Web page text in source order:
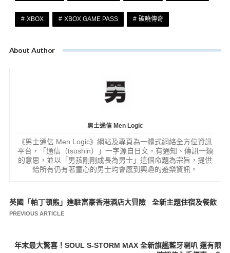
XBOX XBOX GAME PASS 破曉傳奇
About Author
男士通信 Men Logic
《男士通信 Men Logic》網站及專頁為一體式網絡全方位資訊
平台，「通信（tsūshin）」一字源自日文，有通知、傳訊一類
的意思，並以「男孩剛剛成長為男士」這個命題為宗旨，提供
給所有仍有著童心的男士均會感到興趣的遊樂資訊。
文
導
英國「帕丁頓熊」進駐富豪香港酒店大冒險 全新主題住宿及餐飲
PREVIOUS ARTICLE
年末最大驚喜！SOUL S-STORM MAX 全新旗艦藍牙喇叭 還有限